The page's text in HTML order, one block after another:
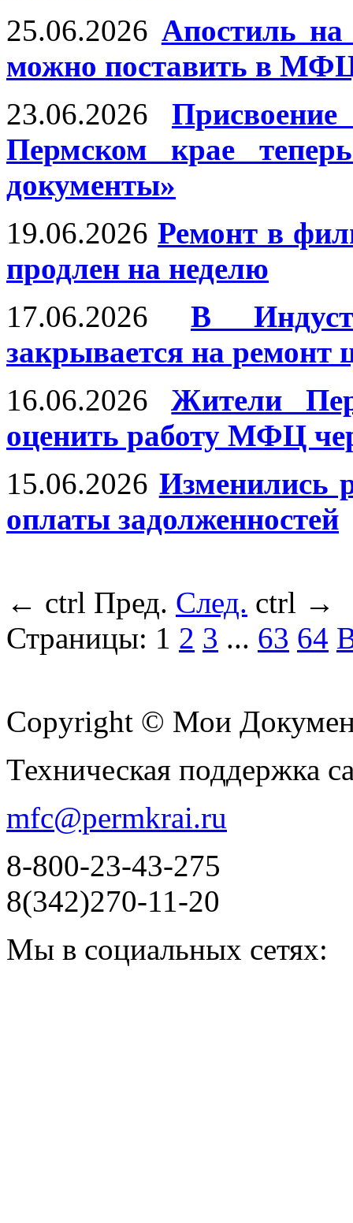
25.06.2026 Апостиль
можно поставить в
23.06.2026
Пермском крае
документы»
19.06.2026 Ремонт в
продлен на неделю
17.06.2026
В
закрывается на
16.06.2026
Жители
оценить работу МФЦ
15.06.2026 Изменились
оплаты задолженностей
← ctrl Пред. След. ctrl →
Страницы: 1 2 3 ... 63 64
Copyright © Мои
Техническая поддержка
mfc@permkrai.ru
8-800-23-43-275
8(342)270-11-20
Мы в социальных сетях: